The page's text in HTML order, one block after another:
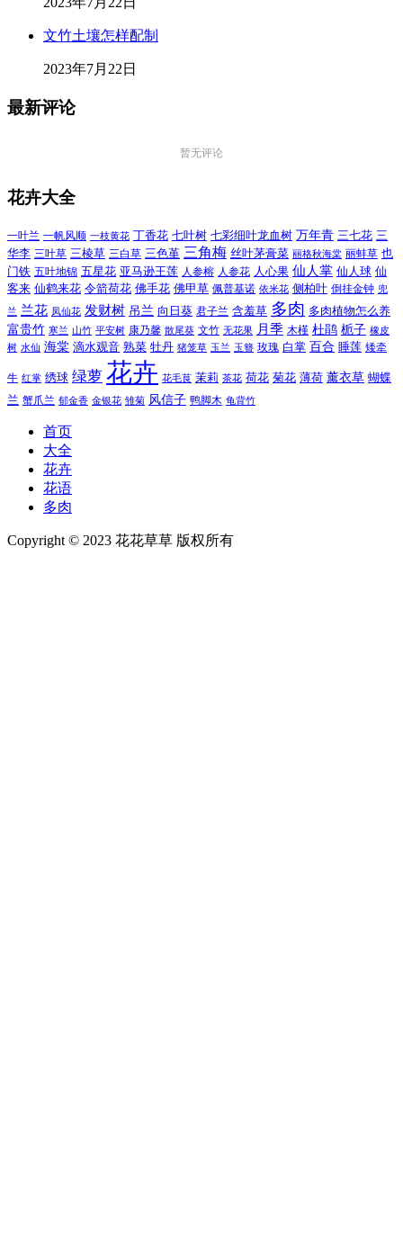
文竹土壤怎样配制
2023年7月22日
最新评论
暂无评论
花卉大全
一叶兰 一帆风顺 一枝黄花 丁香花 七叶树 七彩细叶龙血树 万年青 三七花 三
华李 三叶草 三棱草 三白草 三色堇 三角梅 丝叶茅膏菜 丽格秋海棠 丽蚌草 也
门铁 五叶地锦 五星花 亚马逊王莲 人参榕 人参花 人心果 仙人掌 仙人球 仙
客来 仙鹤来花 令箭荷花 佛手花 佛甲草 佩普基诺 依米花 侧柏叶 倒挂金钟 兜
兰 兰花 凤仙花 发财树 吊兰 向日葵 君子兰 含羞草 多肉 多肉植物怎么养
富贵竹 寒兰 山竹 平安树 康乃馨 散尾葵 文竹 无花果 月季 木槿 杜鹃 栀子 橡皮
树 水仙 海棠 滴水观音 熟菜 牡丹 猪笼草 玉兰 玉簪 玫瑰 白掌 百合 睡莲 矮牵
牛 红掌 绣球 绿萝 花卉 花毛茛 茉莉 茶花 荷花 菊花 薄荷 薰衣草 蝴蝶
兰 蟹爪兰 郁金香 金银花 雏菊 风信子 鸭脚木 龟背竹
首页
大全
花卉
花语
多肉
Copyright © 2023 花花草草 版权所有